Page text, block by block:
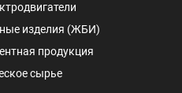
изделия (ЖБИ)
продукция
сырье